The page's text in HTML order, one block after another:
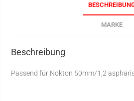
MARKE
Beschreibung
Passend für Nokton 50mm/1,2